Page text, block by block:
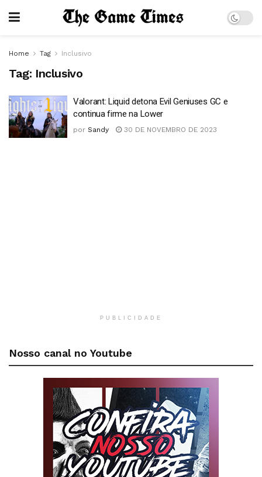
Home Tag Inclusivo
Tag: Inclusivo
Valorant: Liquid detona Evil Geniuses GC e
continua firme na Lower
por Sandy 30 DE NOVEMBRO DE 2023
PUBLICIDADE
Nosso canal no Youtube